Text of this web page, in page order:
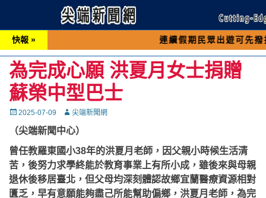
快報 » 連續假期民眾出遊可先撥打交通 「
為完成心願 洪夏月女士捐贈
蘇榮中型巴士
Posted
2025-07-09 Autor尖端新聞網
（尖端新聞中心）
曾任教羅東國小38年的洪夏月老師，因父親小時候生活清
苦，後努力求學終能於教育事業上有所小成，雖後來與母親
退休後移居臺北，但父母均深刻體認故鄉宜蘭醫療資源相對
匱乏，早有意願能夠盡己所能幫助偏鄉，洪夏月老師，為完